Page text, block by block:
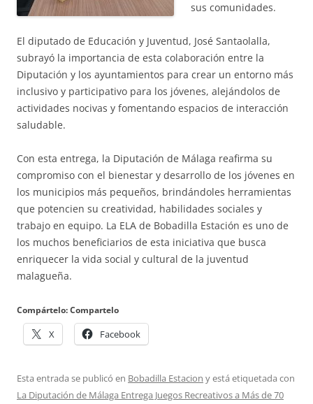
sus comunidades.
El diputado de Educación y Juventud, José Santaolalla,
subrayó la importancia de esta colaboración entre la
Diputación y los ayuntamientos para crear un entorno más
inclusivo y participativo para los jóvenes, alejándolos de
actividades nocivas y fomentando espacios de interacción
saludable.
Con esta entrega, la Diputación de Málaga reafirma su
compromiso con el bienestar y desarrollo de los jóvenes en
los municipios más pequeños, brindándoles herramientas
que potencien su creatividad, habilidades sociales y
trabajo en equipo. La ELA de Bobadilla Estación es uno de
los muchos beneficiarios de esta iniciativa que busca
enriquecer la vida social y cultural de la juventud
malagueña.
Compártelo: Compartelo
X Facebook
Esta entrada se publicó en Bobadilla Estacion y está etiquetada con
La Diputación de Málaga Entrega Juegos Recreativos a Más de 70